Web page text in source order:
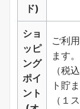
ド)
ショ
ッピ
ング
ポイ
ント
ご利
ます
（税
ト貯
（１